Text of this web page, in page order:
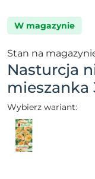
W magazynie
Stan na
Nasturcja
mieszanka
Wybierz wariant: